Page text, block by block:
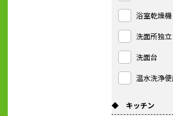
浴室乾燥機
洗面所独立
洗面台
温水洗浄
◆ キッチン